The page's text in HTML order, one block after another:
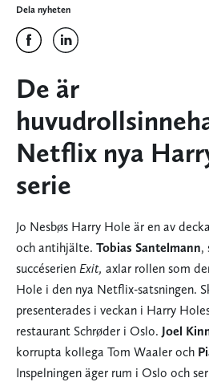
Dela nyheten
De är
Netflix nya
serie
Jo Nesbøs Harry Hole är en av
och antihjälte. Tobias Santelmann,
succéserien Exit, axlar rollen som
Hole i den nya Netflix-satsningen.
presenterades i veckan i Harry
restaurant Schrøder i Oslo. Joel
korrupta kollega Tom Waaler och
Inspelningen äger rum i Oslo och